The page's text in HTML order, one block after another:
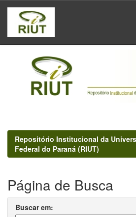
Skip
navigation
Repositório Institucional da
Federal do Paraná (RIUT)
Página de Busca
Buscar em: